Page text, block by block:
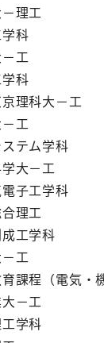
理工
科
工
科
理科大－工
工
テム学科
大－工
子工学科
理工
工学科
工
課程（電気・
－工
学科